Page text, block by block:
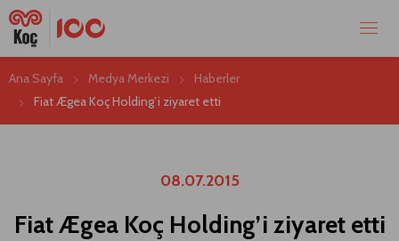
Ana Sayfa Medya Merkezi
Haberler
Fiat Ægea Koç Holding’i ziyaret etti
08.07.2015
Fiat Ægea Koç Holding’i ziyaret etti